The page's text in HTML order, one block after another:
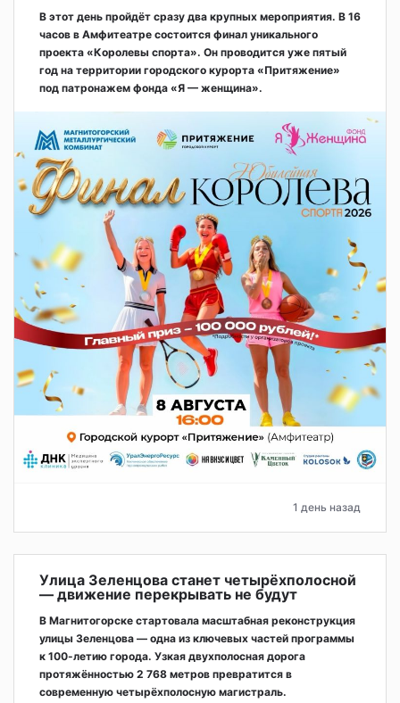
В этот день пройдёт сразу два крупных мероприятия. В 16
часов в Амфитеатре состоится финал уникального
проекта «Королевы спорта». Он проводится уже пятый
год на территории городского курорта «Притяжение»
под патронажем фонда «Я — женщина».
1 день назад
Улица Зеленцова станет четырёхполосной
— движение перекрывать не будут
В Магнитогорске стартовала масштабная реконструкция
улицы Зеленцова — одна из ключевых частей программы
к 100-летию города. Узкая двухполосная дорога
протяжённостью 2 768 метров превратится в
современную четырёхполосную магистраль.